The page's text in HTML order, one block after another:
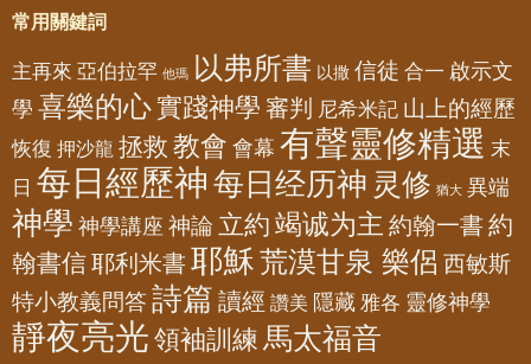
常用關鍵詞
主再來 亞伯拉罕 他瑪 以弗所書 以撒 信徒 合一 啟示文
學 喜樂的心實踐神學 審判 尼希米記 山上的經歷
恢復 押沙龍 拯救 教會 會幕 有聲靈修精選 末
日 每日經歷神 每日经历神 灵修 猶大 異端
神學 神學講座 神論 立約 竭诚为主 約翰一書 約
翰書信耶利米書 耶穌荒漠甘泉 樂侶 西敏斯
特小教義問答詩篇 讀經 讚美 隱藏 雅各 靈修神學
靜夜亮光 領袖訓練 馬太福音